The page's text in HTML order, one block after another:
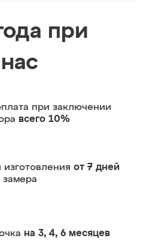
при
при заключении
всего 10%
от 7 дней
замера
на 3, 4, 6 месяцев